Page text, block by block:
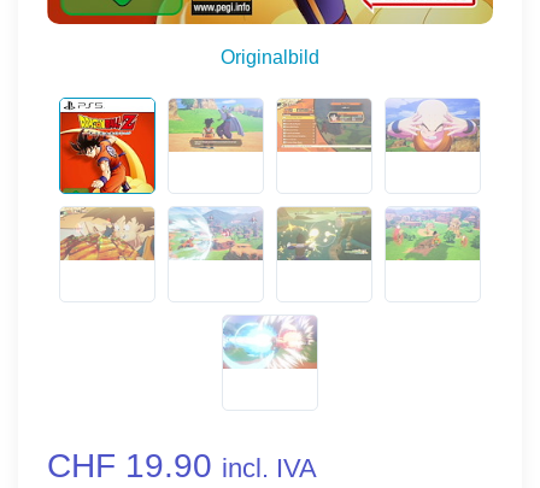
Originalbild
CHF 19.90 incl. IVA